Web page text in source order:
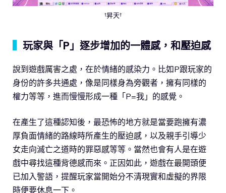
†昇天†
玩家與「P」逐步增加的一體感，和壓迫感
說到遊戲厲害之處，在於情緒的感染力。比如P跟玩家的
身份的許多共通處，像是同樣身為旁觀者，擁有同樣的
權力等等，進而慢慢形成一種「P=我」的感覺。
在產生了這種認知後，最恐怖的地方就是當要跑擁有濃
厚負面情緒的路線時所產生的壓迫感，以及親手引導少
女走向滅亡之道時的罪惡感等等。當然也會有人是在遊
戲中尋找這種背德感而來。正因如此，遊戲在最開頭便
已加入警語，提醒玩家當開始分不清現實和虛擬的界限
時便要休息一下。